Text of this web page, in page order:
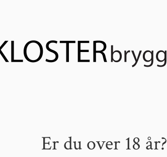
Er du over 18 år?